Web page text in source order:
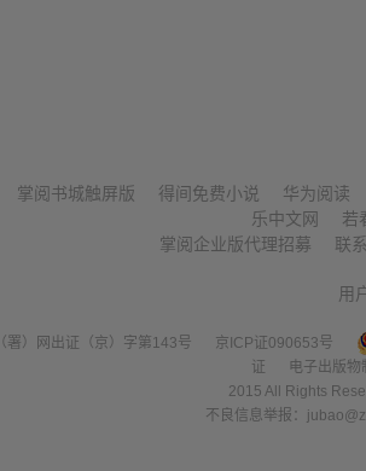
掌阅书城触屏版 得间免费小说
华为阅读
乐中文网
若
掌阅企业版代理招募
联
用
（署）网出证（京）字第143号
京ICP证090653号
证
电子出版
2015 All Rights
不良信息举报：